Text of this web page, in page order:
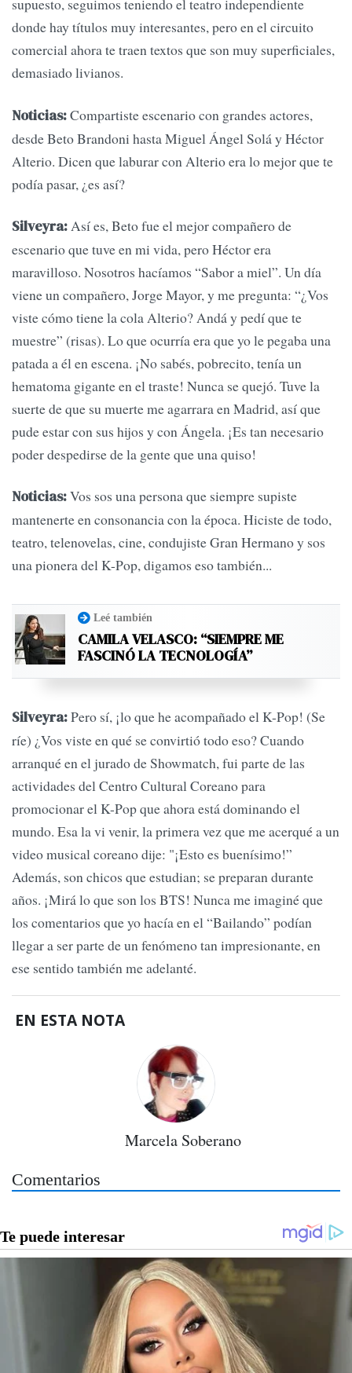
supuesto, seguimos teniendo el teatro independiente
donde hay títulos muy interesantes, pero en el circuito
comercial ahora te traen textos que son muy superficiales,
demasiado livianos.
Noticias:Compartiste escenario con grandes actores,
desde Beto Brandoni hasta Miguel Ángel Solá y Héctor
Alterio. Dicen que laburar con Alterio era lo mejor que te
podía pasar, ¿es así?
Silveyra:Así es, Beto fue el mejor compañero de
escenario que tuve en mi vida, pero Héctor era
maravilloso. Nosotros hacíamos “Sabor a miel”. Un día
viene un compañero, Jorge Mayor, y me pregunta: “¿Vos
viste cómo tiene la cola Alterio? Andá y pedí que te
muestre” (risas). Lo que ocurría era que yo le pegaba una
patada a él en escena. ¡No sabés, pobrecito, tenía un
hematoma gigante en el traste! Nunca se quejó. Tuve la
suerte de que su muerte me agarrara en Madrid, así que
pude estar con sus hijos y con Ángela. ¡Es tan necesario
poder despedirse de la gente que una quiso!
Noticias:Vos sos una persona que siempre supiste
mantenerte en consonancia con la época. Hiciste de todo,
teatro, telenovelas, cine, condujiste Gran Hermano y sos
una pionera del K-Pop, digamos eso también...
Leé también
CAMILA VELASCO: “SIEMPRE ME
FASCINÓ LA TECNOLOGÍA”
Silveyra:Pero sí, ¡lo que he acompañado el K-Pop! (Se
ríe) ¿Vos viste en qué se convirtió todo eso? Cuando
arranqué en el jurado de Showmatch, fui parte de las
actividades del Centro Cultural Coreano para
promocionar el K-Pop que ahora está dominando el
mundo. Esa la vi venir, la primera vez que me acerqué a un
video musical coreano dije: "¡Esto es buenísimo!”
Además, son chicos que estudian; se preparan durante
años. ¡Mirá lo que son los BTS! Nunca me imaginé que
los comentarios que yo hacía en el “Bailando” podían
llegar a ser parte de un fenómeno tan impresionante, en
ese sentido también me adelanté.
EN ESTA NOTA
Marcela Soberano
Comentarios